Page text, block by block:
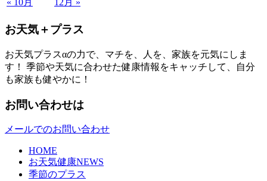
« 10月 12月 »
お天気＋プラス
お天気プラスαの力で、マチを、人を、家族を元気にしま
す！ 季節や天気に合わせた健康情報をキャッチして、自分
も家族も健やかに！
お問い合わせは
メールでのお問い合わせ
HOME
お天気健康NEWS
季節のプラス